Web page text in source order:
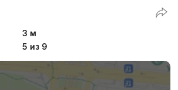
3 м
5 из 9